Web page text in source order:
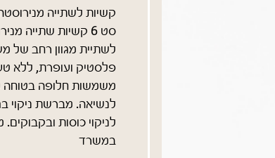
קשיות לשתייה
לשתיית מגוון רחב של
פלסטיק ועופרת, ללא
משמשות חלופה בטוחה
לנשיאה. מברשת ניקוי
לניקוי כוסות
במשרד